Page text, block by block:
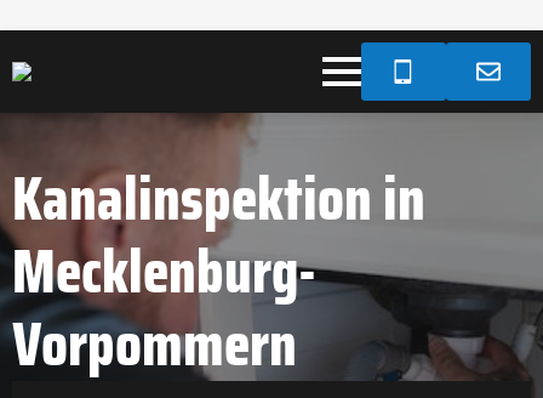
Kanalinspektion in
Mecklenburg-
Vorpommern